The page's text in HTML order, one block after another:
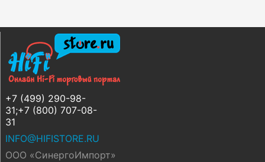
+7 (499) 290-98-
31;+7 (800) 707-08-
31
INFO@HIFISTORE.RU
ООО «СинергоИмпорт»